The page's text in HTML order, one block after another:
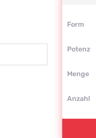
Form
Potenz
Menge
Anzahl